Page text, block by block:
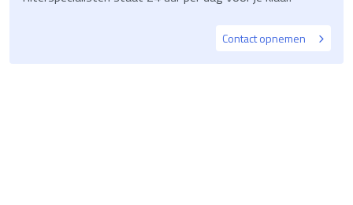
Contact opnemen